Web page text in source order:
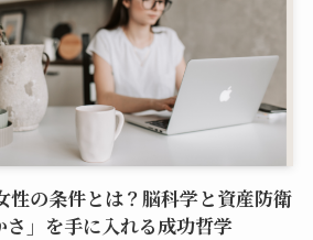
性の条件とは？脳科学と資産防衛
」を手に入れる成功哲学